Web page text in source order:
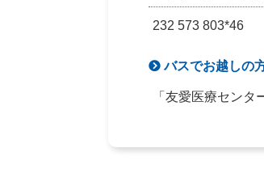
232 573 803*46
バスでお越しの
「友愛医療センタ